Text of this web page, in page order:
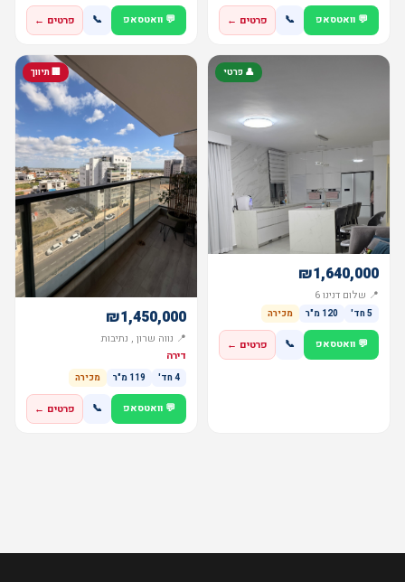
💬 וואטסאפ 📞 פרטים ← 💬 וואטסאפ 📞 פרטים ←
👤 פרטי
₪1,640,000
📍 שלום דנינו 6
5 חד' 120 מ"ר מכירה
💬 וואטסאפ 📞 פרטים ←
🏢 תיווך
₪1,450,000
📍 נווה שרון , נתיבות
דירה
4 חד' 119 מ"ר מכירה
💬 וואטסאפ 📞 פרטים ←